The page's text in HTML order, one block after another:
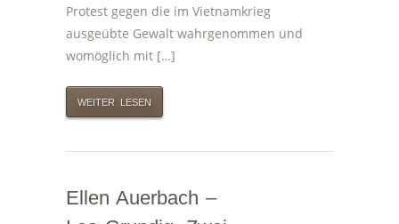
Protest gegen die im Vietnamkrieg
ausgeübte Gewalt wahrgenommen und
womöglich mit […]
WEITER LESEN
Ellen Auerbach –